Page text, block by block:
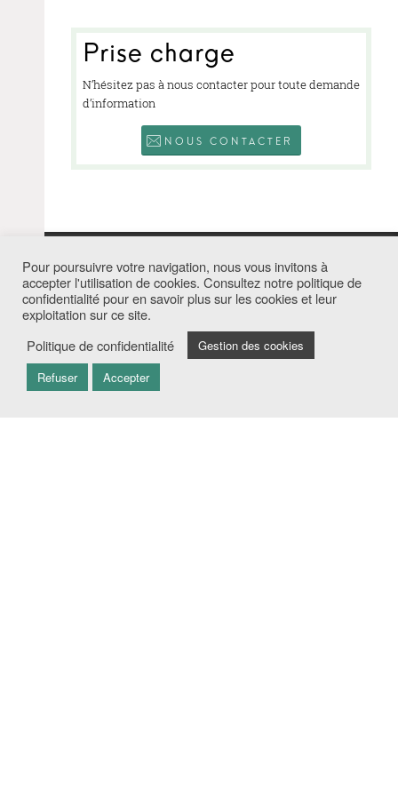
NOUS
Prise charge
N’hésitez pas à nous contacter pour toute demande
d’information
NOUS CONTACTER
CLINIQUE BELLE RIVE
55 AVENUE GABRIEL PÉRI
30400 VILLENEUVE-LES-AVIGNON
Tel. +33 4 90 15 68 68
Fax. +33 4 90 15 27 77
Pour poursuivre votre navigation, nous vous invitons à
accepter l'utilisation de cookies. Consultez notre politique de
confidentialité pour en savoir plus sur les cookies et leur
exploitation sur ce site.
Politique de confidentialité
Gestion des cookies
Refuser
Accepter